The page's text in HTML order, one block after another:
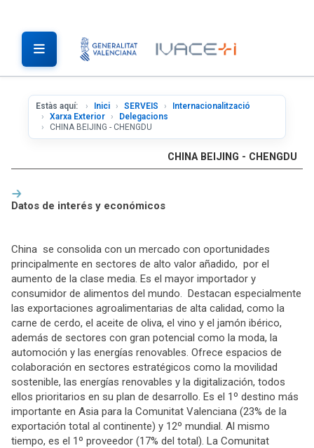
Estàs aquí: Inici SERVEIS
Internacionalització
Xarxa Exterior
Delegacions
CHINA BEIJING - CHENGDU
CHINA BEIJING - CHENGDU
Datos de interés y económicos
China se consolida con un mercado con oportunidades
principalmente en sectores de alto valor añadido, por el
aumento de la clase media. Es el mayor importador y
consumidor de alimentos del mundo. Destacan especialmente
las exportaciones agroalimentarias de alta calidad, como la
carne de cerdo, el aceite de oliva, el vino y el jamón ibérico,
además de sectores con gran potencial como la moda, la
automoción y las energías renovables. Ofrece espacios de
colaboración en sectores estratégicos como la movilidad
sostenible, las energías renovables y la digitalización, todos
ellos prioritarios en su plan de desarrollo. Es el 1º destino más
importante en Asia para la Comunitat Valenciana (23% de la
exportación total al continente) y 12º mundial. Al mismo
tiempo, es el 1º proveedor (17% del total). La Comunitat